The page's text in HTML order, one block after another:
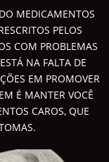
MEDICAMENTOS
PELOS
COM PROBLEMAS
NA FALTA DE
EM PROMOVER
É MANTER VOCÊ
CAROS, QUE